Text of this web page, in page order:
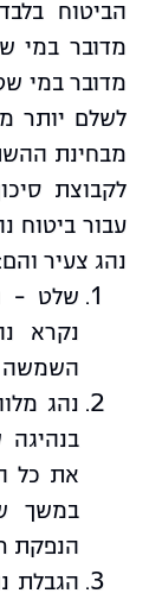
הביטוח
לשלם יותר
מבחינת
לקבוצת
עבור ביטוח
נהג צעיר והם:
שלט –
נקרא
השמשה
נהג
את כל
במשך
הנפקת
הגבלת